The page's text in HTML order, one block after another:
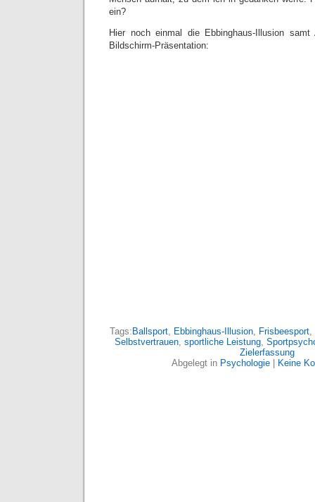
ein?
Hier noch einmal die Ebbinghaus-Illusion
Bildschirm-Präsentation:
Tags: Ballsport, Ebbinghaus-Illusion, Frisbeesport,
Selbstvertrauen, sportliche Leistung,
Zielerfassung
Abgelegt in Psychologie| Keine